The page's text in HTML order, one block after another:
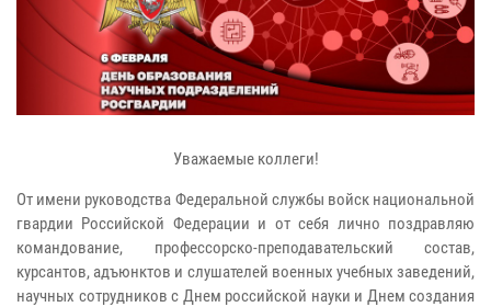
Уважаемые коллеги!
От имени руководства Федеральной службы войск национальной
гвардии Российской Федерации и от себя лично поздравляю
командование, профессорско-преподавательский состав,
курсантов, адъюнктов и слушателей военных учебных заведений,
научных сотрудников с Днем российской науки и Днем создания